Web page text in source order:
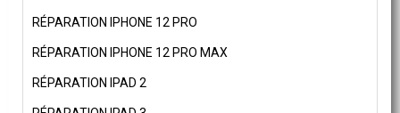
RÉPARATION IPHONE 12 PRO
RÉPARATION IPHONE 12 PRO MAX
RÉPARATION IPAD 2